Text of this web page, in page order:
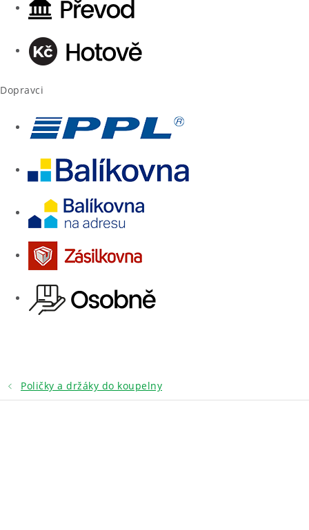
Dopravci
Poličky a držáky do koupelny